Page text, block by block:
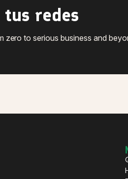
tus redes
zero to serious business and